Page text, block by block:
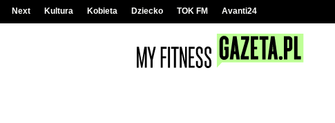
Next Kultura Kobieta Dziecko TOK FM Avanti24